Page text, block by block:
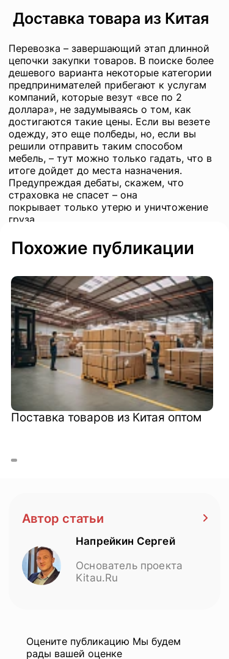
Доставка товара из Китая
Перевозка – завершающий этап длинной
цепочки закупки товаров. В поиске более
дешевого варианта некоторые категории
предпринимателей прибегают к услугам
компаний, которые везут «все по 2
доллара», не задумываясь о том, как
достигаются такие цены. Если вы везете
одежду, это еще полбеды, но, если вы
решили отправить таким способом
мебель, – тут можно только гадать, что в
итоге дойдет до места назначения.
Предупреждая дебаты, скажем, что
страховка не спасет – она
покрывает только утерю и уничтожение
груза.
Похожие публикации
Поставка товаров из Китая оптом
Автор статьи
Напрейкин Сергей
Основатель проекта
Kitau.Ru
Оцените публикацию Мы будем
рады вашей оценке